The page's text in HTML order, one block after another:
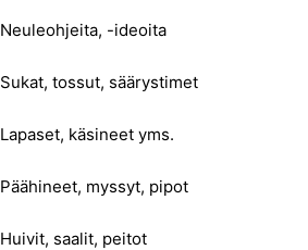
Neuleohjeita, -ideoita
Sukat, tossut, säärystimet
Lapaset, käsineet yms.
Päähineet, myssyt, pipot
Huivit, saalit, peitot